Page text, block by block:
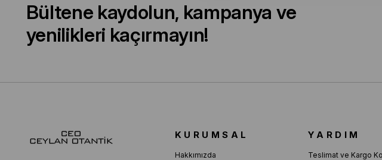
Bültene kaydolun, kampanya ve
yenilikleri kaçırmayın!
KURUMSAL
Hakkımızda
YARDIM
Teslimat ve Kargo